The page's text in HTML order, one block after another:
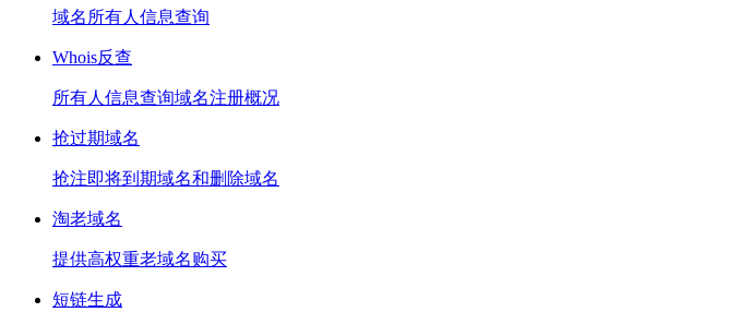
域名所有人信息查询
Whois反查
所有人信息查询域名注册概况
抢过期域名
抢注即将到期域名和删除域名
淘老域名
提供高权重老域名购买
短链生成